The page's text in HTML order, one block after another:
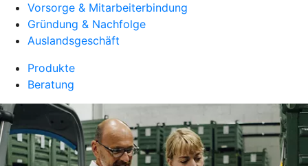
Vorsorge & Mitarbeiterbindung
Gründung & Nachfolge
Auslandsgeschäft
Produkte
Beratung